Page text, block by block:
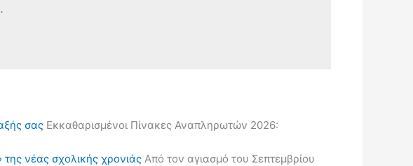
σας Εκκαθαρισμένοι Πίνακες Αναπληρωτών 2026:
της νέας σχολικής χρονιάς Από τον αγιασμό του Σεπτεμβρίου